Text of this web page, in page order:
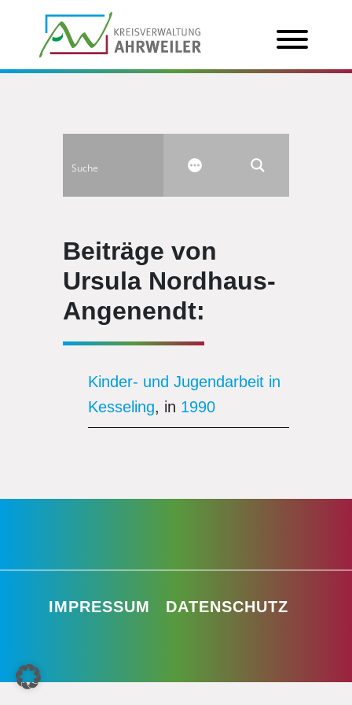
Beiträge von
Ursula Nordhaus-
Angenendt:
Kinder- und Jugendarbeit in
Kesseling, in 1990
IMPRESSUM DATENSCHUTZ